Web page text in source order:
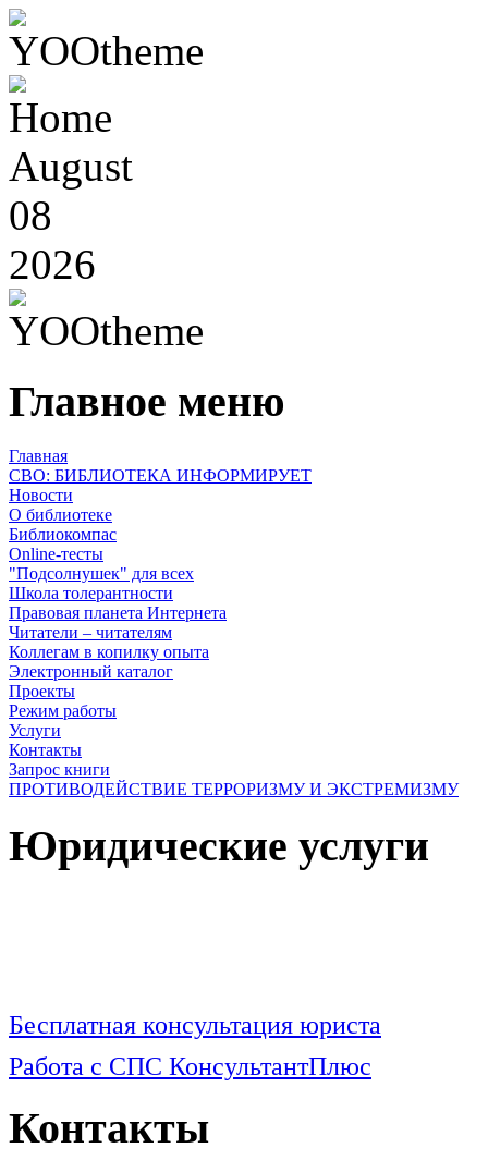
August
08
2026
Главное меню
Главная
СВО: БИБЛИОТЕКА ИНФОРМИРУЕТ
Новости
О библиотеке
Библиокомпас
Online-тесты
"Подсолнушек" для всех
Школа толерантности
Правовая планета Интернета
Читатели – читателям
Коллегам в копилку опыта
Электронный каталог
Проекты
Режим работы
Услуги
Контакты
Запрос книги
ПРОТИВОДЕЙСТВИЕ ТЕРРОРИЗМУ И ЭКСТРЕМИЗМУ
Юридические услуги
Бесплатная консультация юриста
Работа с СПС КонсультантПлюс
Контакты